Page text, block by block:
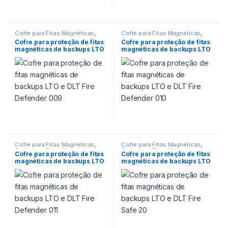
Cofre para Fitas Magnéticas
Cofre para Fitas Magnéticas,
Cofre para proteção de
Backups,Cofre para proteção
de fitas magnéticas de backup
LTO,Cofres,Proteção 90 min
Cofre para proteção de fitas
magnéticas de backups LTO
e DLT Fire Defender 009
Cofre para Fitas Magnéticas
Cofre para Fitas Magnéticas,
Cofre para proteção de
Backups,Cofre para proteção
de fitas magnéticas de backup
LTO,Cofres,Proteção 90 min
Cofre para proteção de fitas
magnéticas de backups LTO
e DLT Fire Defender 010
Cofre para Fitas Magnéticas,
Cofre para Fitas Magnéticas,
Cofre para proteção de
Backups,Cofre para proteção
de fitas magnéticas de backup
LTO,Cofres,Proteção 90 min
Cofre para proteção de fitas
magnéticas de backups LTO
e DLT Fire Defender 011
Cofre para Fitas Magnéticas,
Cofre para Fitas Magnéticas,
Cofre para proteção de
Backups,Cofre para proteção
de fitas magnéticas de backup
LTO,Cofres,Proteção 120 min
Cofre para proteção de fitas
magnéticas de backups LTO
e DLT Fire Safe 20